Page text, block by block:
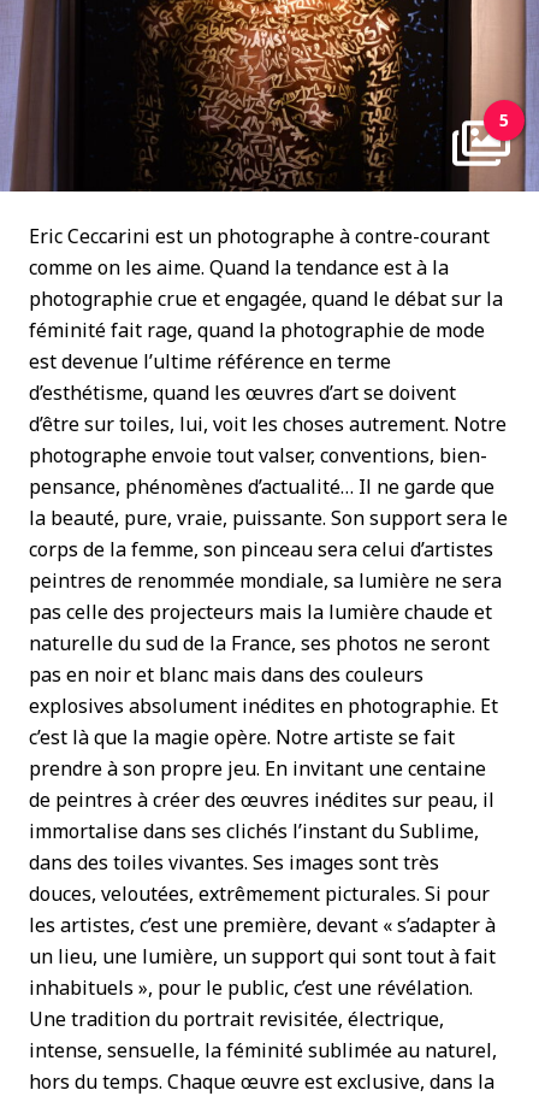
5
Eric Ceccarini est un photographe à contre-courant
comme on les aime. Quand la tendance est à la
photographie crue et engagée, quand le débat sur la
féminité fait rage, quand la photographie de mode
est devenue l’ultime référence en terme
d’esthétisme, quand les œuvres d’art se doivent
d’être sur toiles, lui, voit les choses autrement. Notre
photographe envoie tout valser, conventions, bien-
pensance, phénomènes d’actualité… Il ne garde que
la beauté, pure, vraie, puissante. Son support sera le
corps de la femme, son pinceau sera celui d’artistes
peintres de renommée mondiale, sa lumière ne sera
pas celle des projecteurs mais la lumière chaude et
naturelle du sud de la France, ses photos ne seront
pas en noir et blanc mais dans des couleurs
explosives absolument inédites en photographie. Et
c’est là que la magie opère. Notre artiste se fait
prendre à son propre jeu. En invitant une centaine
de peintres à créer des œuvres inédites sur peau, il
immortalise dans ses clichés l’instant du Sublime,
dans des toiles vivantes. Ses images sont très
douces, veloutées, extrêmement picturales. Si pour
les artistes, c’est une première, devant « s’adapter à
un lieu, une lumière, un support qui sont tout à fait
inhabituels », pour le public, c’est une révélation.
Une tradition du portrait revisitée, électrique,
intense, sensuelle, la féminité sublimée au naturel,
hors du temps. Chaque œuvre est exclusive, dans la